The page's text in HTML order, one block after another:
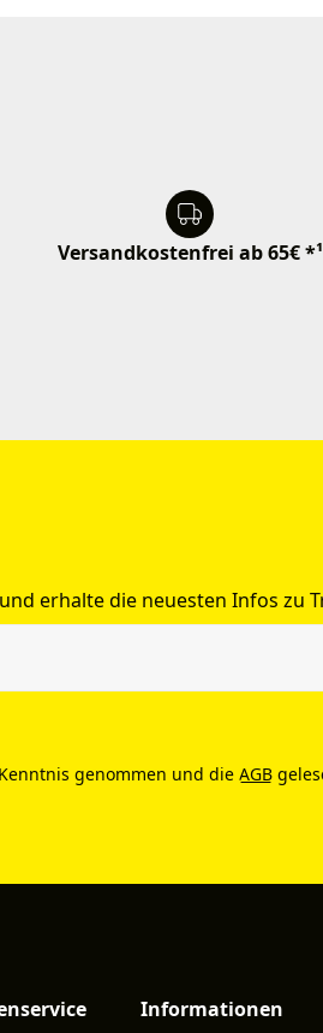
Versandkostenfrei ab 65€ *¹
erhalte die neuesten Infos zu
genommen und die AGB
Informationen